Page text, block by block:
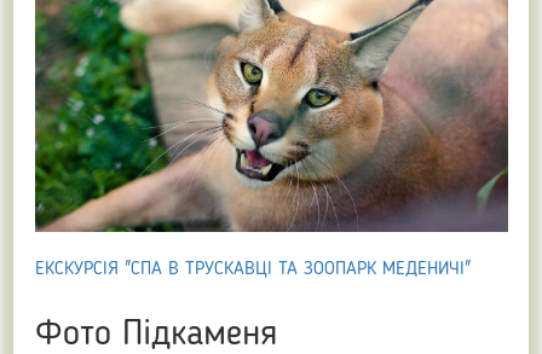
ЕКСКУРСІЯ "СПА В ТРУСКАВЦІ ТА ЗООПАРК МЕДЕНИЧІ"
Фото Підкаменя